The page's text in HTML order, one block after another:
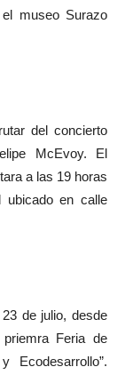
museo Surazo
del concierto
McEvoy. El
a las 19 horas
ubicado en calle
de julio, desde
Feria de
Ecodesarrollo”.